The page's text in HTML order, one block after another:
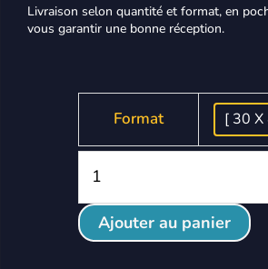
Livraison selon quantité et format, en
vous garantir une bonne réception.
Format [ 30 X
de
Princesse
Ajouter au panier